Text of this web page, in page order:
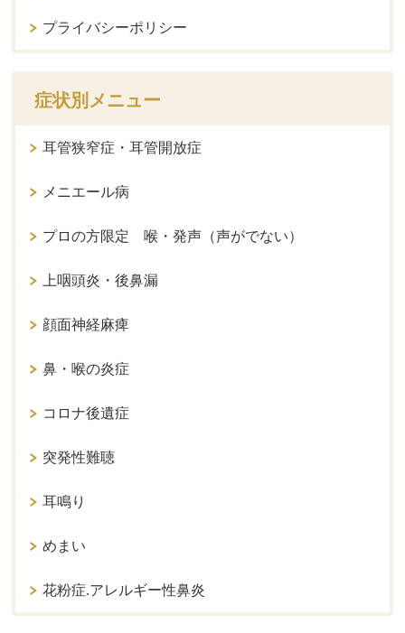
プライバシーポリシー
症状別メニュー
耳管狭窄症・耳管開放症
メニエール病
プロの方限定 喉・発声（声がでない）
上咽頭炎・後鼻漏
顔面神経麻痺
鼻・喉の炎症
コロナ後遺症
突発性難聴
耳鳴り
めまい
花粉症.アレルギー性鼻炎